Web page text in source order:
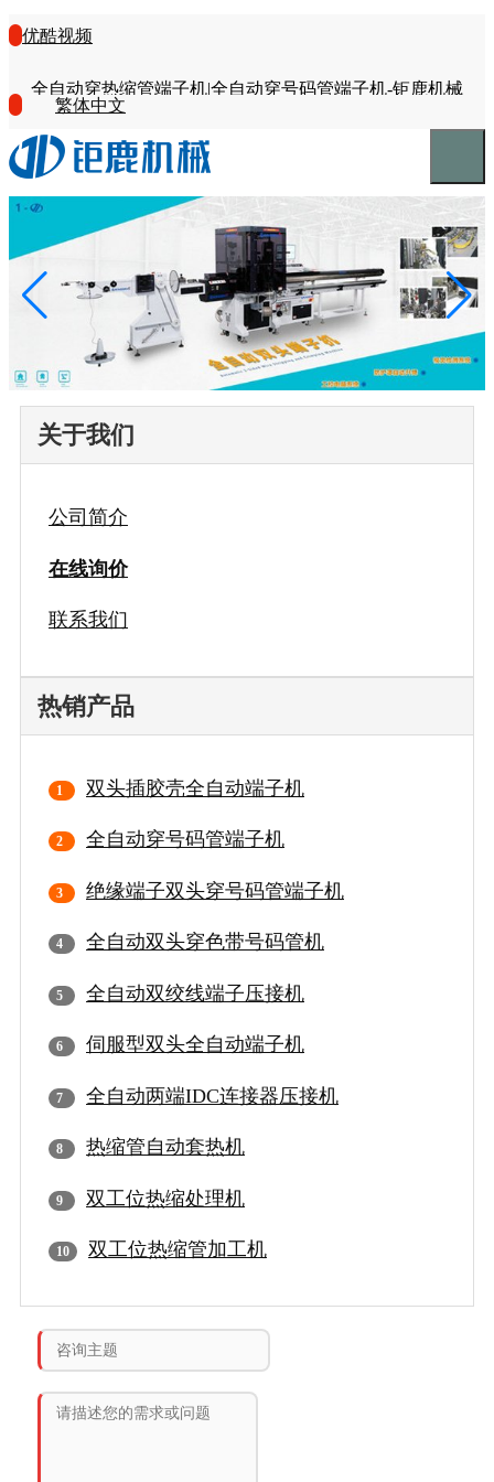
优酷视频
全自动穿热缩管端子机|全自动穿号码管端子机-钜鹿机械
繁体中文
关于我们
公司简介
在线询价
联系我们
热销产品
双头插胶壳全自动端子机
全自动穿号码管端子机
绝缘端子双头穿号码管端子机
全自动双头穿色带号码管机
全自动双绞线端子压接机
伺服型双头全自动端子机
全自动两端IDC连接器压接机
热缩管自动套热机
双工位热缩处理机
双工位热缩管加工机